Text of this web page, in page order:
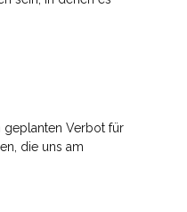
geplanten Verbot für
die uns am